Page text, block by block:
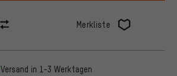
Merkliste
Versand in 1-3 Werktagen